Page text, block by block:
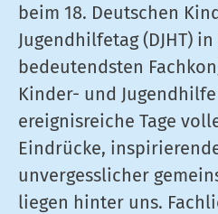
beim 18. Deutschen
Jugendhilfetag (DJHT)
bedeutendsten
Kinder- und
ereignisreiche Tage
Eindrücke,
unvergesslicher
liegen hinter uns.